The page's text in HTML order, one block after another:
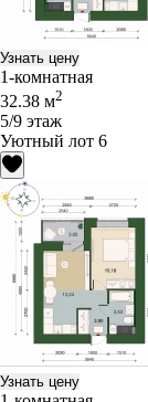
Узнать цену
1-комнатная
32.38 м2
5/9 этаж
Уютный лот 6
Узнать цену